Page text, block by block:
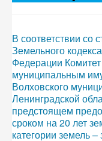
В соответствии со
Земельного
Федерации
муниципальным
Волховского
Ленинградской
предстоящем
сроком на 20 лет
категории земель